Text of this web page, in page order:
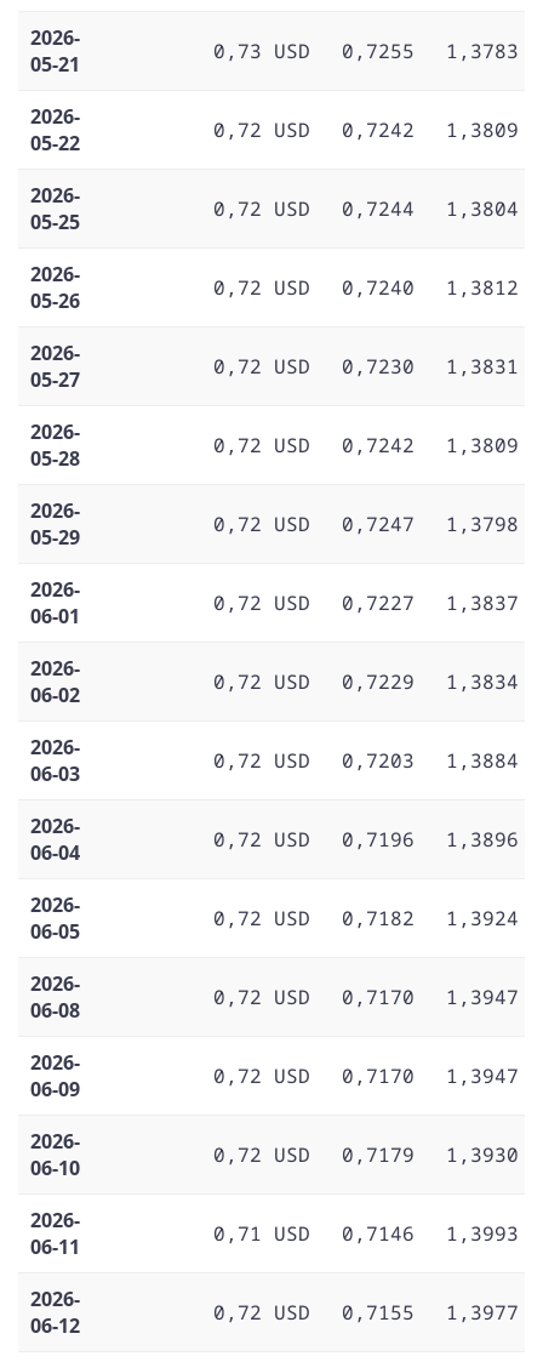
2026-
05-21
0,73 USD 0,7255 1,3783
2026-
05-22
0,72 USD 0,7242 1,3809
2026-
05-25
0,72 USD 0,7244 1,3804
2026-
05-26
0,72 USD 0,7240 1,3812
2026-
05-27
0,72 USD 0,7230 1,3831
2026-
05-28
0,72 USD 0,7242 1,3809
2026-
05-29
0,72 USD 0,7247 1,3798
2026-
06-01
0,72 USD 0,7227 1,3837
2026-
06-02
0,72 USD 0,7229 1,3834
2026-
06-03
0,72 USD 0,7203 1,3884
2026-
06-04
0,72 USD 0,7196 1,3896
2026-
06-05
0,72 USD 0,7182 1,3924
2026-
06-08
0,72 USD 0,7170 1,3947
2026-
06-09
0,72 USD 0,7170 1,3947
2026-
06-10
0,72 USD 0,7179 1,3930
2026-
06-11
0,71 USD 0,7146 1,3993
2026-
06-12
0,72 USD 0,7155 1,3977